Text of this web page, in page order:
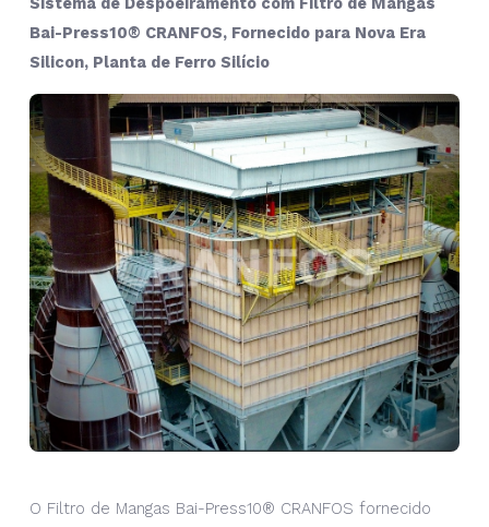
Bai-Press10® CRANFOS, Fornecido para Nova Era
Silicon, Planta deFerro Silício
O Filtro de Mangas Bai-Press10® CRANFOS fornecido